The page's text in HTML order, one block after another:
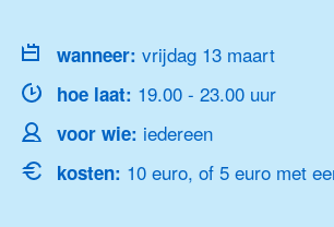
wanneer: vrijdag 13 maart
hoe laat: 19.00 - 23.00 uur
voor wie: iedereen
kosten: 10 euro, of 5 euro met